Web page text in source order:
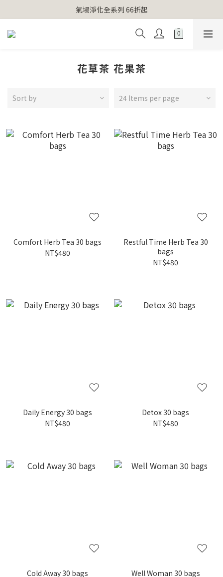
【官網獨家】首次消費 不限金額 即送 香遇熊超人行李吊牌
氣場淨化全系列 66折起
【官網獨家】首次消費 不限金額 即送 香遇熊超人行李吊牌
花草茶 花果茶
Sort by 24 Items per page
Comfort Herb Tea 30 bags
NT$480
Restful Time Herb Tea 30
bags
NT$480
Daily Energy 30 bags
NT$480
Detox 30 bags
NT$480
Cold Away 30 bags
Well Woman 30 bags